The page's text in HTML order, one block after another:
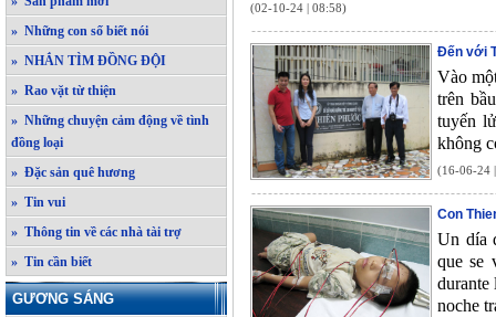
» Những con số biết nói
» NHẮN TÌM ĐỒNG ĐỘI
» Rao vặt từ thiện
» Những chuyện cảm động về tình
đồng loại
» Đặc sản quê hương
» Tin vui
» Thông tin về các nhà tài trợ
» Tin cần biết
GƯƠNG SÁNG
(02-10-24 | 08:58)
Đến với
Vào
trên
tuyến
không
(16-06-24
Con
Un día
que se
durante
noche